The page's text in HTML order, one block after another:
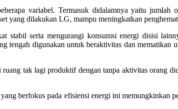
variabel. Termasuk didalamnya yaitu jumlah
yang dilakukan LG, mampu meningkatkan
stabil serta mengurangi konsumsi energi disisi
tengah digunakan untuk beraktivitas dan mematikan
tak lagi produktif dengan tanpa aktivitas orang
berfokus pada efisiensi energi ini memungkinkan